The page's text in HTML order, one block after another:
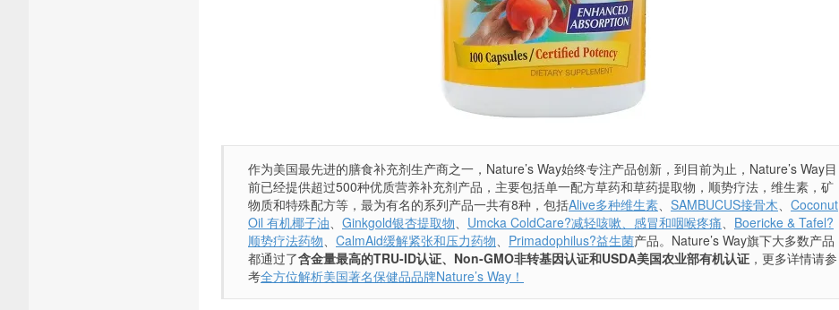
作为美国最先进的膳食补充剂生产商之一，Nature’s Way始终专注产品创新，到目前为止，Nature’s Way目
前已经提供超过500种优质营养补充剂产品，主要包括单一配方草药和草药提取物，顺势疗法，维生素，矿
物质和特殊配方等，最为有名的系列产品一共有8种，包括Alive多种维生素、 SAMBUCUS接骨木、 Coconut
Oil 有机椰子油、 Ginkgold银杏提取物、 Umcka ColdCare?减轻咳嗽、感冒和咽喉疼痛、 Boericke & Tafel?
顺势疗法药物、 CalmAid缓解紧张和压力药物、 Primadophilus?益生菌产品。Nature’s Way旗下大多数产品
都通过了含金量最高的TRU-ID认证、Non-GMO非转基因认证和USDA美国农业部有机认证 ，更多详情请参
考全方位解析美国著名保健品品牌Nature’s Way！